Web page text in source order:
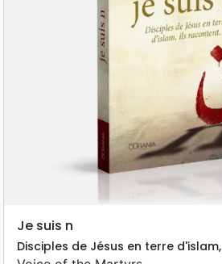
Je suis n
Disciples de Jésus en terre